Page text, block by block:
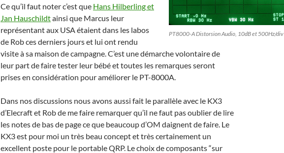
PT8000-A Distorsion Audio, 10dB et 500Hz/div
Ce qu’il faut noter c’est que Hans Hilberling et
Jan Hauschildtainsi que Marcus leur
représentant aux USA étaient dans les labos
de Rob ces derniers jours et lui ont rendu
visite à sa maison de campagne. C’est une démarche volontaire de
leur part de faire tester leur bébé et toutes les remarques seront
prises en considération pour améliorer le PT-8000A.
Dans nos discussions nous avons aussi fait le parallèle avec le KX3
d’Elecraft et Rob de me faire remarquer qu’il ne faut pas oublier de lire
les notes de bas de page ce que beaucoup d’OM daignent de faire. Le
KX3 est pour moi un très beau concept et très certainement un
excellent poste pour le portable QRP. Le choix de composants “sur